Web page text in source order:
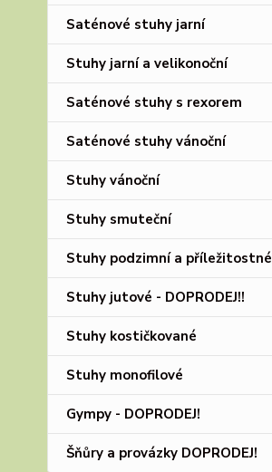
Saténové stuhy jarní
Stuhy jarní a velikonoční
Saténové stuhy s rexorem
Saténové stuhy vánoční
Stuhy vánoční
Stuhy smuteční
Stuhy podzimní a příležitostné
Stuhy jutové - DOPRODEJ!!
Stuhy kostičkované
Stuhy monofilové
Gympy - DOPRODEJ!
Šňůry a provázky DOPRODEJ!